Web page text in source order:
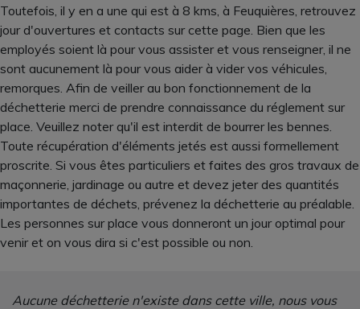
Toutefois, il y en a une qui est à 8 kms, à Feuquières, retrouvez
jour d'ouvertures et contacts sur cette page. Bien que les
employés soient là pour vous assister et vous renseigner, il ne
sont aucunement là pour vous aider à vider vos véhicules,
remorques. Afin de veiller au bon fonctionnement de la
déchetterie merci de prendre connaissance du réglement sur
place. Veuillez noter qu'il est interdit de bourrer les bennes.
Toute récupération d'éléments jetés est aussi formellement
proscrite. Si vous êtes particuliers et faites des gros travaux de
maçonnerie, jardinage ou autre et devez jeter des quantités
importantes de déchets, prévenez la déchetterie au préalable.
Les personnes sur place vous donneront un jour optimal pour
venir et on vous dira si c'est possible ou non.
Aucune déchetterie n'existe dans cette ville, nous vous